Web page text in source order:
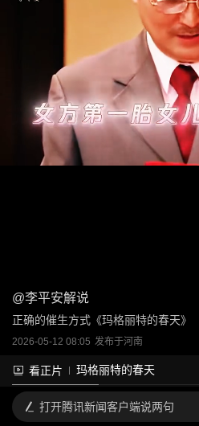
@李平安解说
正确的催生方式《玛格丽特的春天》
2026-05-12 08:05 发布于河南
看正片 玛格丽特的春天
打开腾讯新闻客户端说两句